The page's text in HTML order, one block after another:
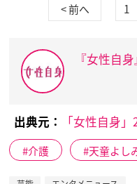
< 前へ 1
『女性自
出典元： 「女性自身
介護 天童よし